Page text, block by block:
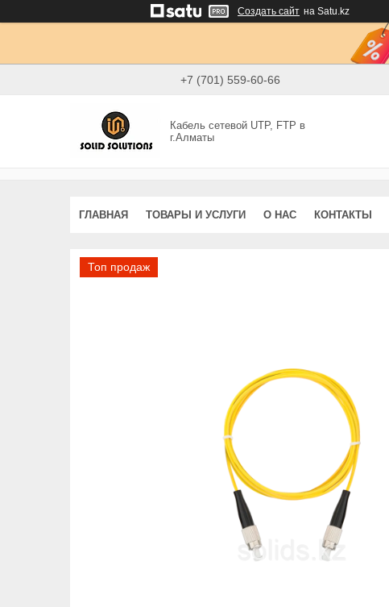
Создать сайт на Satu.kz
+7 (701) 559-60-66
Кабель сетевой UTP, FTP в
г.Алматы
ГЛАВНАЯ ТОВАРЫ И УСЛУГИ О НАС КОНТАКТЫ
Топ продаж